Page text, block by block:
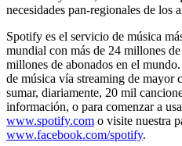
necesidades pan-regionales de los
Spotify es el servicio de música
mundial con más de 24 millones
millones de abonados en el
de música vía streaming de mayor
sumar, diariamente, 20 mil
información, o para comenzar a
www.spotify.com o visite nuestra
www.facebook.com/spotify.